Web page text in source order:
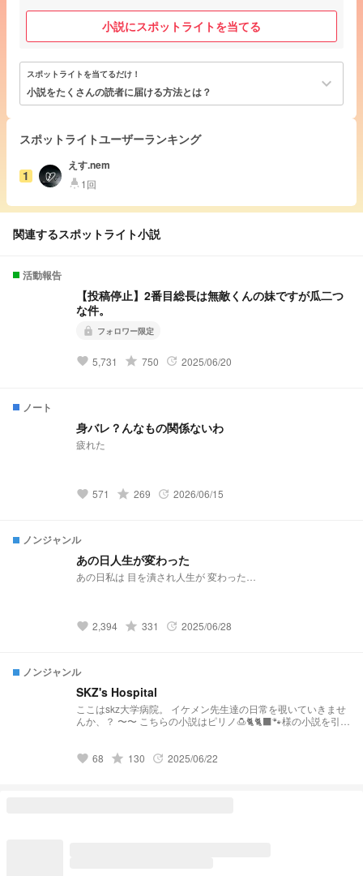
小説にスポットライトを当てる
スポットライトを当てるだけ！
小説をたくさんの読者に届ける方法とは？ keyboard_arrow_down
スポットライトユーザーランキング
1
えす.nem
highlight 1回
関連するスポットライト小説
活動報告
【投稿停止】2番目総長は無敵くんの妹ですが瓜二つ
な件。
lock フォロワー限定
favorite 5,731 grade 750 update 2025/06/20
ノート
身バレ？んなもの関係ないわ
疲れた
favorite 571 grade 269 update 2026/06/15
ノンジャンル
あの日人生が変わった
あの日私は 目を潰され人生が 変わった…
favorite 2,394 grade 331 update 2025/06/28
ノンジャンル
SKZ's Hospital
ここはskz大学病院。 イケメン先生達の日常を覗いていきませ
んか、？ 〜〜 こちらの小説はピリノ🍮🐈🐈‍⬛🐾様の小説を引き
体調不良から診察まで…… 基本的にどんなリクエストもお待
favorite 68 grade 130 update 2025/06/22